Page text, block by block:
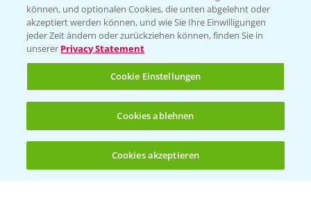
(noch 4)
Wetter Aktuell
BROSCHÜREN
Saatgut
Sonderkulturen
Verantwortung & Sorgfalt
können, und optionalen Cookies, die unten abgelehnt oder
akzeptiert werden können, und wie Sie Ihre Einwilligungen
jeder Zeit ändern oder zurückziehen können, finden Sie in
unserer Privacy Statement
Cookie Einstellungen
Cookies ablehnen
Cookies akzeptieren